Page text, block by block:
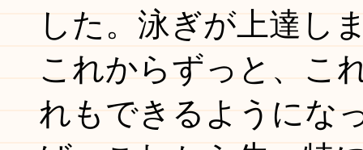
した。泳ぎが上達し
これからずっと、こ
れもできるようにな